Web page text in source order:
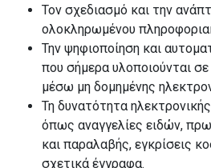
Τον σχεδιασμό και την
ολοκληρωμένου
Την ψηφιοποίηση και
που σήμερα υλοποιούνται
μέσω μη δομημένης
Τη δυνατότητα
όπως αναγγελίες ειδών,
και παραλαβής, εγκρίσεις
σχετικά έγγραφα.